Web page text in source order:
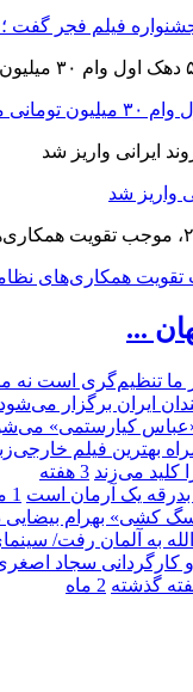
فیلم فجر گفت ؛
...
ما تنظیم‌گری است نه
ایران برگزار می‌شود
«عباس کیارستمی»
بهترین فیلم
کلید می‌زند 3 هفته
بدرقه یک آرمان است 1 ماه
کشی» بهرام بیضایی
به آلمان رفت/
کارگردانی سجاد
2 ماه